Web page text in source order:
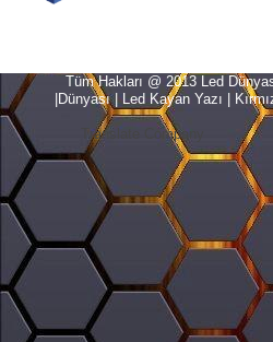
Tüm Hakları @ 2013 Led
|Dünyası | Led Kayan Yazı |
Translate Company